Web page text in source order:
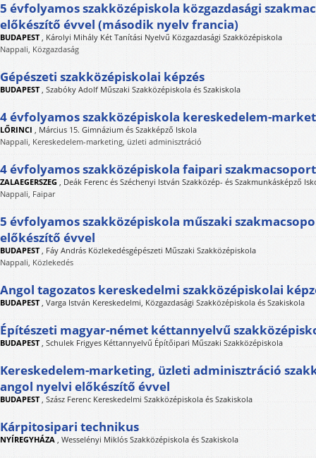
5 évfolyamos szakközépiskola közgazdasági
előkészítő évvel (második nyelv francia)
BUDAPEST, Károlyi Mihály Két Tanítási Nyelvű Közgazdasági Szakközépiskola
Nappali, Közgazdaság
Gépészeti szakközépiskolai képzés
BUDAPEST, Szabóky Adolf Műszaki Szakközépiskola és Szakiskola
4 évfolyamos szakközépiskola kereskedelem-
LŐRINCI , Március 15. Gimnázium és Szakképző Iskola
Nappali, Kereskedelem-marketing, üzleti adminisztráció
4 évfolyamos szakközépiskola faipari szakmacsoport
ZALAEGERSZEG , Deák Ferenc és Széchenyi István Szakközép- és Szakmunkásképző
Nappali, Faipar
5 évfolyamos szakközépiskola műszaki
előkészítő évvel
BUDAPEST, Fáy András Közlekedésgépészeti Műszaki Szakközépiskola
Nappali, Közlekedés
Angol tagozatos kereskedelmi szakközépiskolai
BUDAPEST, Varga István Kereskedelmi, Közgazdasági Szakközépiskola és Szakiskola
Építészeti magyar-német kéttannyelvű
BUDAPEST, Schulek Frigyes Kéttannyelvű Építőipari Műszaki Szakközépiskola
Kereskedelem-marketing, üzleti adminisztráció
angol nyelvi előkészítő évvel
BUDAPEST, Szász Ferenc Kereskedelmi Szakközépiskola és Szakiskola
Kárpitosipari technikus
NYÍREGYHÁZA , Wesselényi Miklós Szakközépiskola és Szakiskola